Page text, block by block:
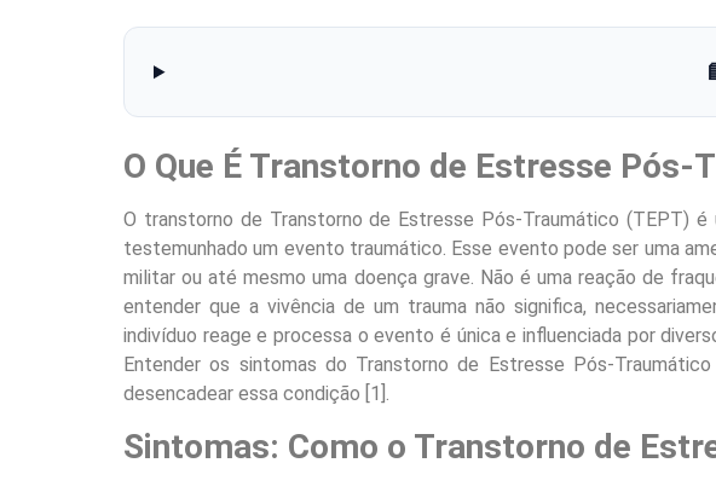
O Que É Transtorno de Estresse Pós-
O transtorno de Transtorno de Estresse Pós-Traumático (TEPT)
testemunhado um evento traumático. Esse evento pode ser uma
militar ou até mesmo uma doença grave. Não é uma reação de
entender que a vivência de um trauma não significa,
indivíduo reage e processa o evento é única e influenciada por
Entender os sintomas do Transtorno de Estresse Pós-
desencadear essa condição [1].
Sintomas: Como o Transtorno de